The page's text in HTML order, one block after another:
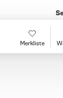
Merkliste